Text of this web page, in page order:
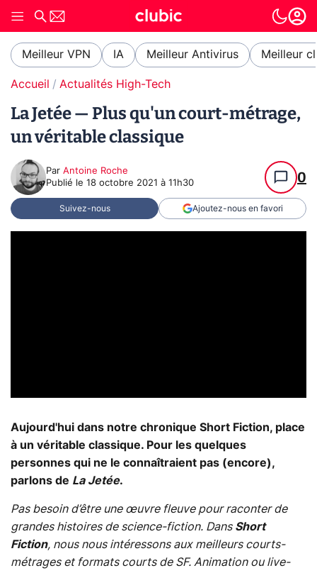
Meilleur VPN IA Meilleur Antivirus Meilleur
Accueil Actualités High-Tech
La Jetée — Plus qu'un court-métrage,
un véritable classique
Par Antoine Roche
Publié le 18 octobre 2021 à 11h30 0
Suivez-nous Ajoutez-nous en favori
Aujourd'hui dans notre chronique Short Fiction, place
à un véritable classique. Pour les quelques
personnes qui ne le connaîtraient pas (encore),
parlons de La Jetée.
Pas besoin d’être une œuvre fleuve pour raconter de
grandes histoires de science-fiction. Dans Short
Fiction, nous nous intéressons aux meilleurs courts-
métrages et formats courts de SF. Animation ou live-